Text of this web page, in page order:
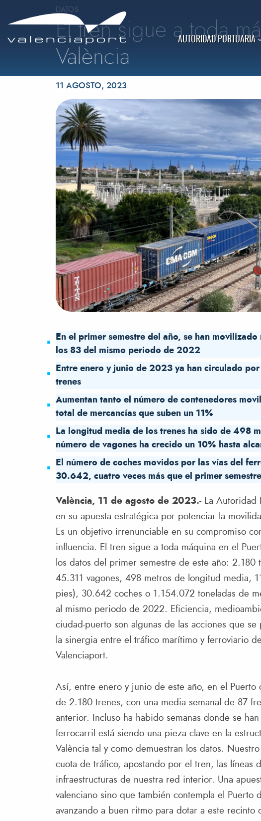
AUTORIDAD PORTUARIA
DATOS
El tren sigue a toda
València
Publicado el
11 AGOSTO, 2023
En el primer semestre del año, se han
los 83 del mismo periodo de 2022
Entre enero y junio de 2023 ya han circulado
trenes
Aumentan tanto el número de contenedores
total de mercancías que suben un 11%
La longitud media de los trenes ha sido de 498
número de vagones ha crecido un 10% hasta
El número de coches movidos por las vías del
30.642, cuatro veces más que el primer
València, 11 de agosto de 2023.-La Autoridad
en su apuesta estratégica por potenciar la
Es un objetivo irrenunciable en su compromiso
influencia. El tren sigue a toda máquina en el
los datos del primer semestre de este año: 2.180
45.311 vagones, 498 metros de longitud media,
pies), 30.642 coches o 1.154.072 toneladas de
al mismo periodo de 2022. Eficiencia,
ciudad-puerto son algunas de las acciones que
la sinergia entre el tráfico marítimo y ferroviario
Valenciaport.
Así, entre enero y junio de este año, en el Puerto
de 2.180 trenes, con una media semanal de 87
anterior. Incluso ha habido semanas donde se
ferrocarril está siendo una pieza clave en la
València tal y como demuestran los datos.
cuota de tráfico, apostando por el tren, las líneas
infraestructuras de nuestra red interior. Una
valenciano sino que también contempla el Puerto
avanzando a buen ritmo para dotar a este